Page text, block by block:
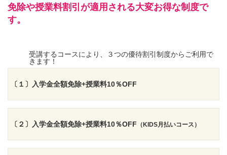
免除や授業料割引が適用される大変お得な制度で
す。
受講するコースにより、３つの優待割引制度からご利用で
きます！
〔１〕入学金全額免除+授業料10％OFF
〔２〕入学金全額免除+授業料10％OFF （KIDS月払いコース）